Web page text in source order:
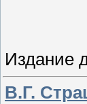
Издание
В.Г.